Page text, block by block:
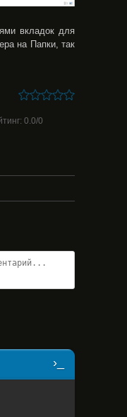
вкладок для
на Папки, так
: 0.0/0